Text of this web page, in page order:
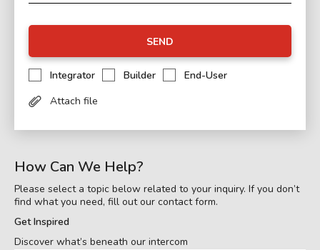
SEND
Integrator Builder
End-User
Attach file
How Can We Help?
Please select a topic below related to your inquiry. If you don’t
find what you need, fill out our contact form.
Get Inspired
Discover what’s beneath our intercom